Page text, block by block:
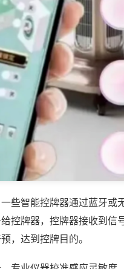
些智能控牌器通过蓝牙
控牌器，控牌器接收到信
，达到控牌目的。